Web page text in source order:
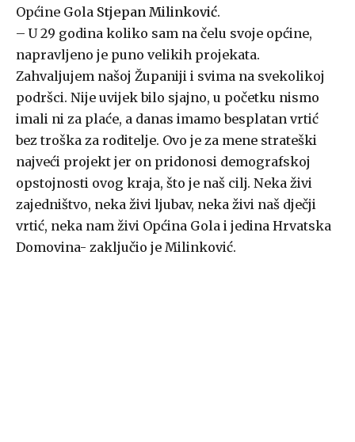
Općine Gola Stjepan Milinković.
– U 29 godina koliko sam na čelu svoje općine,
napravljeno je puno velikih projekata.
Zahvaljujem našoj Županiji i svima na svekolikoj
podršci. Nije uvijek bilo sjajno, u početku nismo
imali ni za plaće, a danas imamo besplatan vrtić
bez troška za roditelje. Ovo je za mene strateški
najveći projekt jer on pridonosi demografskoj
opstojnosti ovog kraja, što je naš cilj. Neka živi
zajedništvo, neka živi ljubav, neka živi naš dječji
vrtić, neka nam živi Općina Gola i jedina Hrvatska
Domovina- zaključio je Milinković.